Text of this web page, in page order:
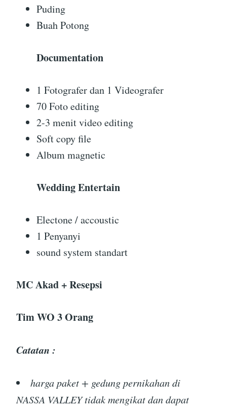
Puding
Buah Potong
Documentation
1 Fotografer dan 1 Videografer
70 Foto editing
2-3 menit video editing
Soft copy file
Album magnetic
Wedding Entertain
Electone / accoustic
1 Penyanyi
sound system standart
MC Akad + Resepsi
Tim WO 3 Orang
Catatan :
harga paket + gedung pernikahan di
NASSA VALLEY tidak mengikat dan dapat